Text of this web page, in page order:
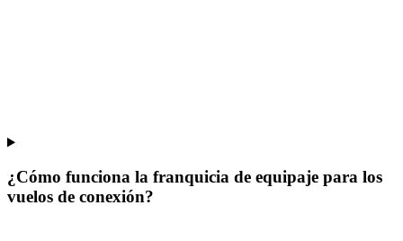
¿Cómo funciona la franquicia de equipaje para los
vuelos de conexión?